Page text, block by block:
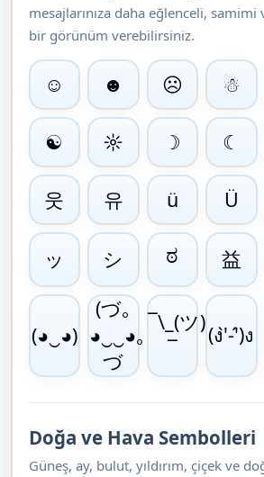
mesajlarınıza daha eğlenceli,
bir görünüm verebilirsiniz.
☺ ☻ ☹ ☃
☯ ☼ ☽ ☾
웃 유 ü Ü
ッ シ ಠ 益
(◕‿◕)
(づ｡
◕‿‿◕｡)
づ
¯\_(ツ)_/
¯
(ง'̀-'́)ง
Doğa ve Hava Sembolleri
Güneş, ay, bulut, yıldırım, çiçek ve